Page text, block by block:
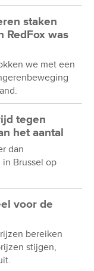
staken
RedFox was
we met een
tegen
het aantal
dan
Brussel op
voor de
bereiken
stijgen,